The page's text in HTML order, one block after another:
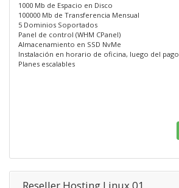
1000 Mb de Espacio en Disco
100000 Mb de Transferencia Mensual
5 Dominios Soportados
Panel de control (WHM CPanel)
Almacenamiento en SSD NvMe
Instalación en horario de oficina, luego del pago
Planes escalables